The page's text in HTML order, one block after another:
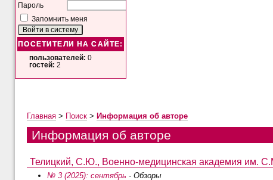
Пароль
Запомнить меня
ПОСЕТИТЕЛИ НА САЙТЕ:
пользователей: 0
гостей: 2
Главная> Поиск> Информация об авторе
Информация об авторе
Телицкий, С.Ю., Военно-медицинская академия им.
№ 3 (2025): сентябрь - Обзоры